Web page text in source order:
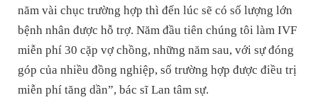
năm vài chục trường hợp thì đến lúc sẽ có số lượng lớn
bệnh nhân được hỗ trợ. Năm đầu tiên chúng tôi làm IVF
miễn phí 30 cặp vợ chồng, những năm sau, với sự đóng
góp của nhiều đồng nghiệp, số trường hợp được điều trị
miễn phí tăng dần”, bác sĩ Lan tâm sự.